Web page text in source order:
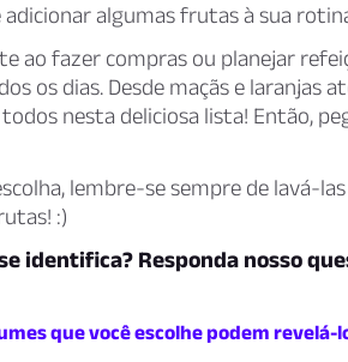
algumas frutas à sua
ao fazer compras ou planejar
os dias. Desde maçãs e laranjas
nesta deliciosa lista! Então,
lembre-se sempre de lavá-
:)
identifica? Responda nosso
que você escolhe podem revelá-